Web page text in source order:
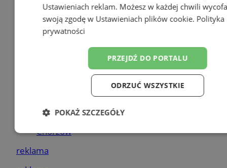
Pozostałe firmy w kategorii
Meble na wymiar
Jak wyrobić książeczkę
Chorzów
reklama
Ustawieniach reklam. Możesz w każdej chwili
swoją zgodę w Ustawieniach plików cookie. Polityka
prywatności
PRZEJDŹ DO PORTALU
ODRZUĆ WSZYSTKIE
POKAŻ SZCZEGÓŁY
Niezbędne Wydajność